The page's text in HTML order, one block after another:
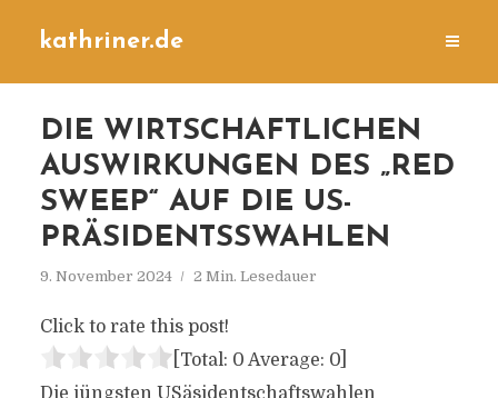
kathriner.de
DIE WIRTSCHAFTLICHEN
AUSWIRKUNGEN DES „RED
SWEEP“ AUF DIE US-
PRÄSIDENTSSWAHLEN
9. November 2024 2 Min. Lesedauer
Click to rate this post!
[Total: 0 Average: 0]
Die jüngsten USäsidentschaftswahlen